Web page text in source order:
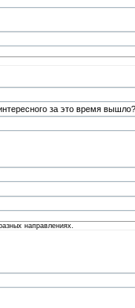
за это время вышло?
направлениях.